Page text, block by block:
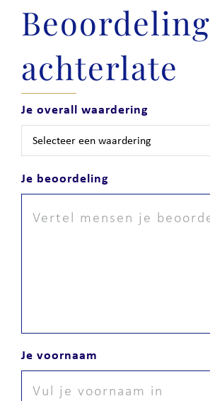
Beoordeling
achterlate
Je overall waardering
Je beoordeling
Je voornaam